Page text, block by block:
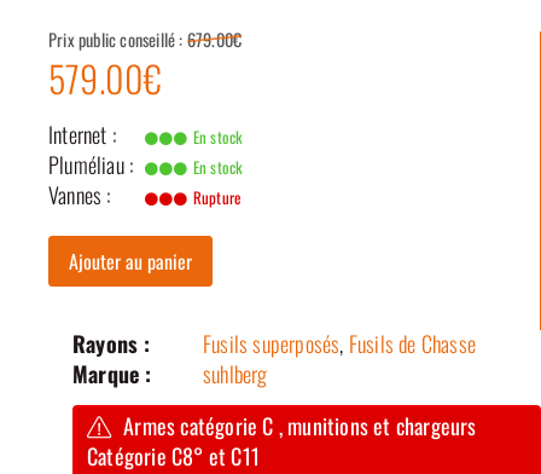
Prix public conseillé :679.00€
579.00€
Internet : En stock
Pluméliau : En stock
Vannes : Rupture
Ajouter au panier
Rayons : Fusils superposés, Fusils de Chasse
Marque :
suhlberg
Armes catégorie C , munitions et chargeurs
Catégorie C8° et C11